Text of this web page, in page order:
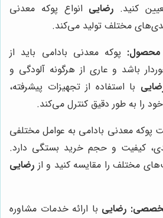
کنید. رضایی انواع پوکه معدنی
مختلف تولید می‌کند.
محصول: پوکه معدنی بادامی باید از
باشد و عاری از هرگونه آلودگی و
با استفاده از تجهیزات پیشرفته،
را به طور دقیق کنترل می‌کند.
پوکه معدنی بادامی به عوامل مختلفی
کیفیت و حجم خرید بستگی دارد.
مختلف را مقایسه کنید و از رضایی
رضایی با ارائه خدمات مشاوره